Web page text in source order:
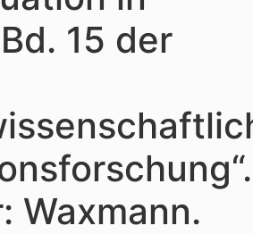
15 der
Waxmann.